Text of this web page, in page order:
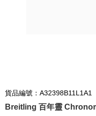
貨品編號：A32398B11L1A1
Breitling 百年靈